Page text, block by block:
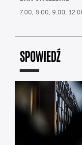
7.00, 8.00, 9.00,
SPOWIEDŹ